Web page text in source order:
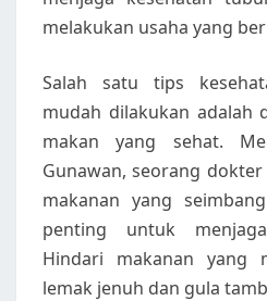
melakukan usaha yang
Salah satu tips
mudah dilakukan adalah
makan yang sehat.
Gunawan, seorang dokter
makanan yang
penting untuk
Hindari makanan yang
lemak jenuh dan gula